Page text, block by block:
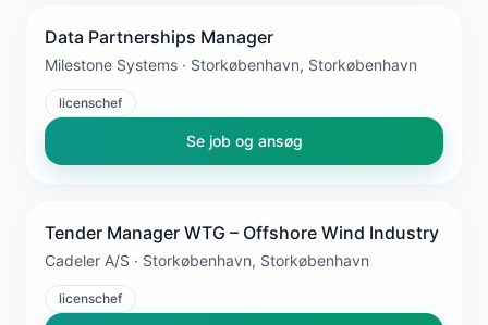
Data Partnerships Manager
Milestone Systems · Storkøbenhavn, Storkøbenhavn
licenschef
Se job og ansøg
Tender Manager WTG – Offshore Wind Industry
Cadeler A/S · Storkøbenhavn, Storkøbenhavn
licenschef